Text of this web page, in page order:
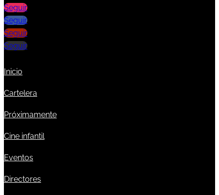
Seguir
Seguir
Seguir
Seguir
Inicio
Cartelera
Próximamente
Cine infantil
Eventos
Directores